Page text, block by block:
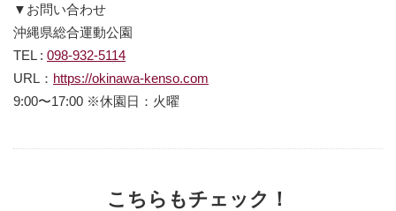
▼お問い合わせ
沖縄県総合運動公園
TEL : 098-932-5114
URL： https://okinawa-kenso.com
9:00〜17:00 ※休園日：火曜
こちらもチェック！